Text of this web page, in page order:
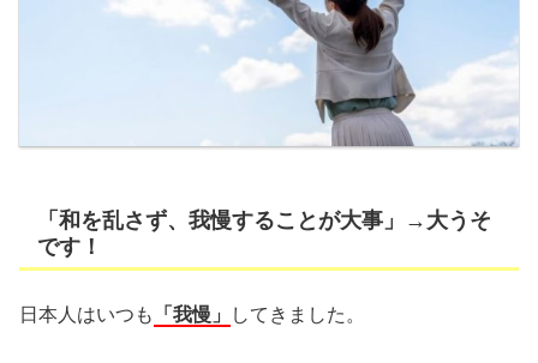
「和を乱さず、我慢することが大事」→大うそ
です！
日本人はいつも 「我慢」 してきました。